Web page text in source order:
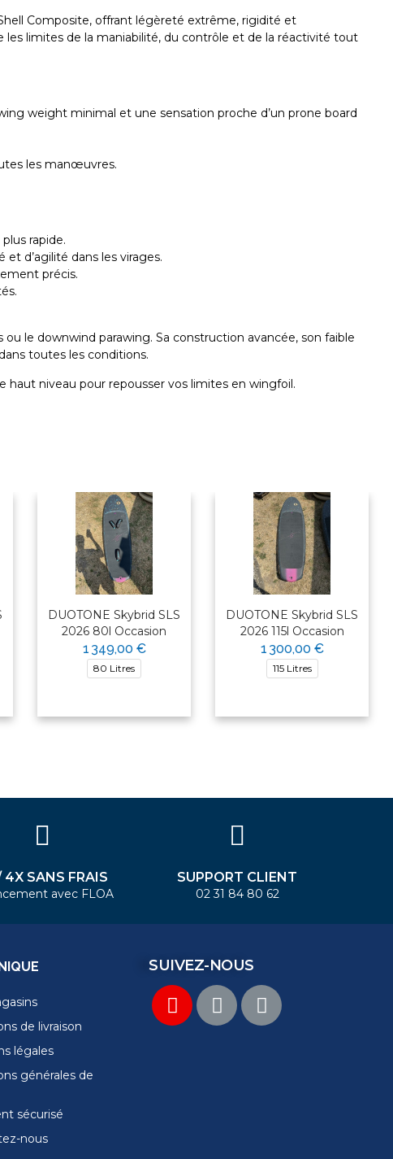
Composite, offrant légèreté extrême, rigidité et
limites de la maniabilité, du contrôle et de la réactivité tout
weight minimal et une sensation proche d’un prone board
les manœuvres.
rapide.
d’agilité dans les virages.
précis.
le downwind parawing. Sa construction avancée, son faible
toutes les conditions.
niveau pour repousser vos limites en wingfoil.
DUOTONE Skybrid SLS
2026 80l Occasion
1 349,00 €
80 Litres
DUOTONE Skybrid SLS
2026 115l Occasion
1 300,00 €
115 Litres
4X SANS FRAIS
avec FLOA
SUPPORT CLIENT
02 31 84 80 62
de livraison
légales
générales de
sécurisé
nous
SUIVEZ-NOUS